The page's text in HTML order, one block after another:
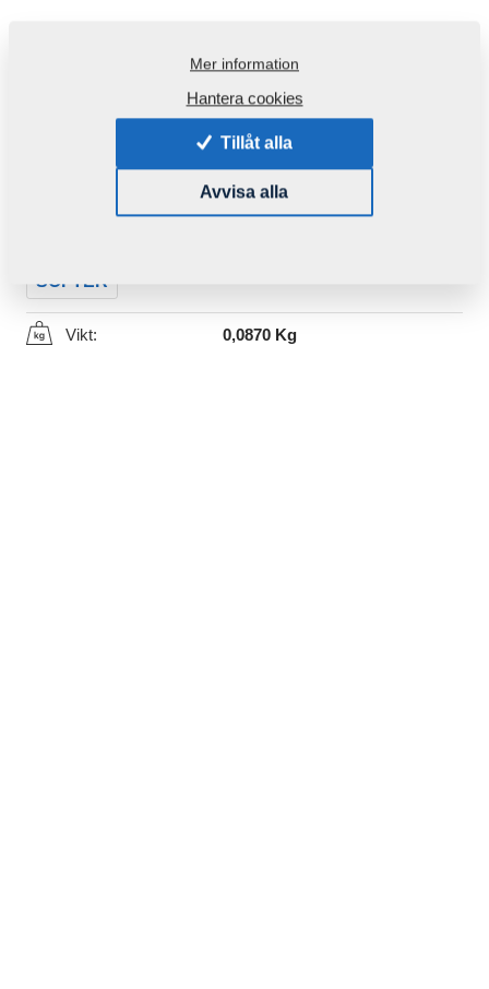
Produktkod: 4015722
Den här komponenten är brukbar även för följande
SOFTER
Vikt: 0,0870 Kg
Mer information
Hantera cookies
Tillåt alla
Avvisa alla